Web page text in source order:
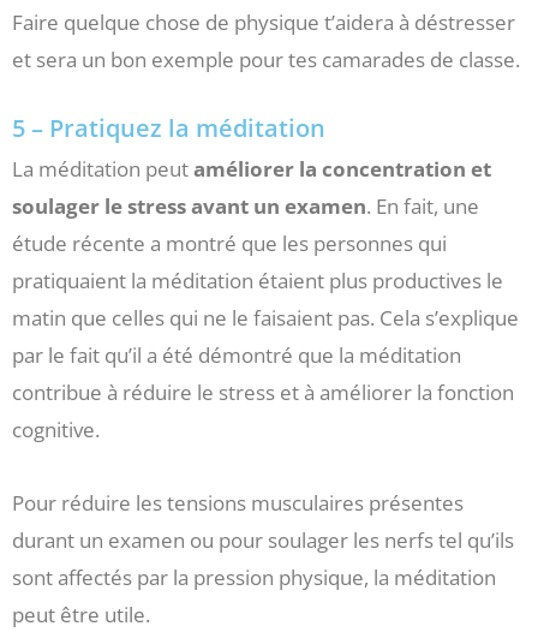
Faire quelque chose de physique t’aidera à déstresser
et sera un bon exemple pour tes camarades de classe.
5 – Pratiquez la méditation
La méditation peutaméliorer la concentration et
soulager le stress avant un examen. En fait, une
étude récente a montré que les personnes qui
pratiquaient la méditation étaient plus productives le
matin que celles qui ne le faisaient pas. Cela s’explique
par le fait qu’il a été démontré que la méditation
contribue à réduire le stress et à améliorer la fonction
cognitive.
Pour réduire les tensions musculaires présentes
durant un examen ou pour soulager les nerfs tel qu’ils
sont affectés par la pression physique, la méditation
peut être utile.